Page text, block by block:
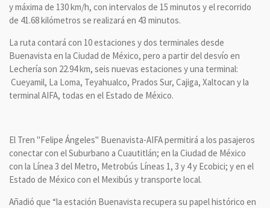
y máxima de 130 km/h, con intervalos de 15 minutos y el recorrido
de 41.68 kilómetros se realizará en 43 minutos.
La ruta contará con 10 estaciones y dos terminales desde
Buenavista en la Ciudad de México, pero a partir del desvío en
Lechería son 22.94 km, seis nuevas estaciones y una terminal:
Cueyamil, La Loma, Teyahualco, Prados Sur, Cajiga, Xaltocan y la
terminal AIFA, todas en el Estado de México.
El Tren "Felipe Ángeles" Buenavista-AIFA permitirá a los pasajeros
conectar con el Suburbano a Cuautitlán; en la Ciudad de México
con la Línea 3 del Metro, Metrobús Líneas 1, 3 y 4 y Ecobici; y en el
Estado de México con el Mexibús y transporte local.
Añadió que “la estación Buenavista recupera su papel histórico en